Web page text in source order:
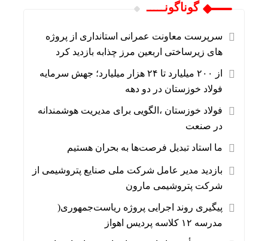
گوناگونـــــ
سرپرست معاونت عمرانی استانداری از پروژه
های زیرساختی اربعین مرز چذابه بازدید کرد
از ۲۰۰ میلیارد تا ۲۴ هزار میلیارد؛ جهش سرمایه
فولاد خوزستان در دو دهه
فولاد خوزستان ،الگویی برای مدیریت هوشمندانه
در صنعت
ما استاد تبدیل فرصت‌ها به بحران هستیم
بازدید مدیر عامل شرکت ملی صنایع پتروشیمی از
شرکت پتروشیمی مارون
پیگیری روند اجرایی پروژه ریاست‌جمهوری(
مدرسه ۱۲ کلاسه پردیس اهواز